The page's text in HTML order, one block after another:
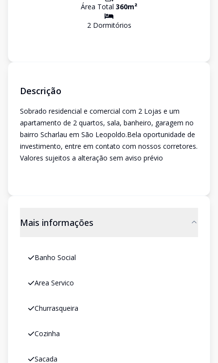
Área Total 360m²
2Dormitórios
Descrição
Sobrado residencial e comercial com 2 Lojas e um
apartamento de 2 quartos, sala, banheiro, garagem no
bairro Scharlau em São Leopoldo.Bela oportunidade de
investimento, entre em contato com nossos corretores.
Valores sujeitos a alteração sem aviso prévio
Mais informações
Banho Social
Area Servico
Churrasqueira
Cozinha
Sacada